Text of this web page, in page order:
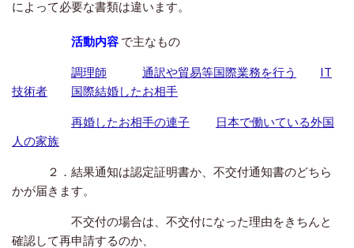
によって必要な書類は違います。
活動内容 で主なもの
調理師 通訳や貿易等国際業務を行う
IT
技術者
国際結婚したお相手
再婚したお相手の連子
日本で働いている外国
人の家族
２．結果通知は認定証明書か、不交付通知書のどちら
かが届きます。
不交付の場合は、不交付になった理由をきちんと
確認して再申請するのか、